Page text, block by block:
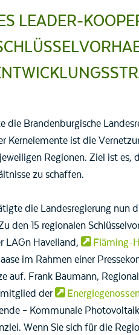
LEADER-
die Brandenburgische
Kernelemente ist die
Regionen. Ziel ist
zu schaffen.
die Landesregierung nun
den 15 regionalen
LAGn Havelland,
Fläming-
im Rahmen einer
auf. Frank Baumann,
der
– Kommunale
Wenn Sie sich für die